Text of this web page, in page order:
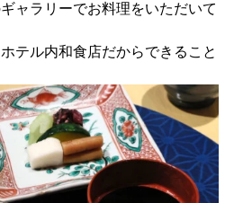
ャラリーでお料理をいただいて
テル内和食店だからできること